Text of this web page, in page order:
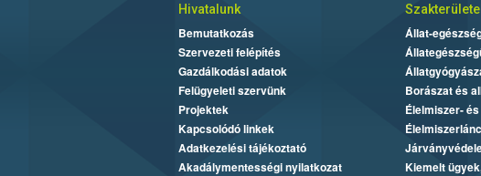
Hivatalunk
Bemutatkozás
Szervezeti felépítés
Gazdálkodási adatok
Felügyeleti szervünk
Projektek
Kapcsolódó linkek
Adatkezelési tájékoztató
Akadálymentességi nyilatkozat
Állat-
Borászat és
Élelmiszer-
Kiemelt